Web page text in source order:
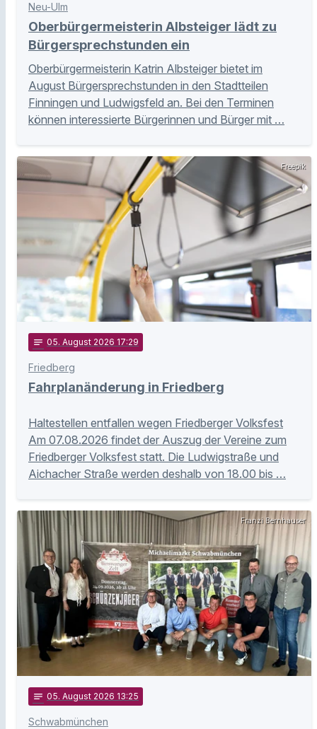
Neu-Ulm
Oberbürgermeisterin Albsteiger lädt zu
Bürgersprechstunden ein
Oberbürgermeisterin Katrin Albsteiger bietet im
August Bürgersprechstunden in den Stadtteilen
Finningen und Ludwigsfeld an. Bei den Terminen
können interessierte Bürgerinnen und Bürger mit …
Freepik
notes 05. August 2026 17:29
Friedberg
Fahrplanänderung in Friedberg
Haltestellen entfallen wegen Friedberger Volksfest
Am 07.08.2026 findet der Auszug der Vereine zum
Friedberger Volksfest statt. Die Ludwigstraße und
Aichacher Straße werden deshalb von 18.00 bis …
Franzi Bernhauser
notes 05. August 2026 13:25
Schwabmünchen